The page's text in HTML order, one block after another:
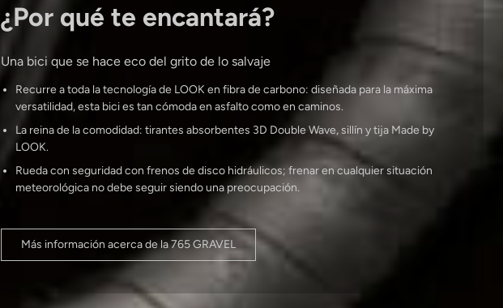
¿Por qué te encantará?
Una bici que se hace eco del grito de lo salvaje
Recurre a toda la tecnología de LOOK en fibra de carbono: diseñada para la máxima
versatilidad, esta bici es tan cómoda en asfalto como en caminos.
La reina de la comodidad: tirantes absorbentes 3D Double Wave, sillín y tija Made by
LOOK.
Rueda con seguridad con frenos de disco hidráulicos; frenar en cualquier situación
meteorológica no debe seguir siendo una preocupación.
Más información acerca de la 765 GRAVEL